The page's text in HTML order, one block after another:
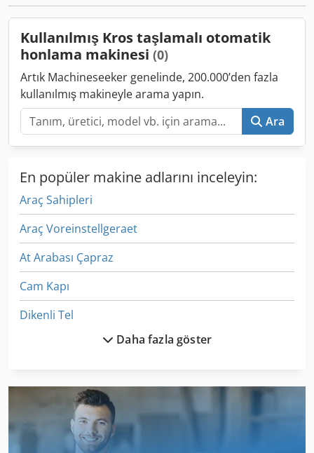
Kullanılmış Kros taşlamalı otomatik
honlama makinesi (0)
Artık Machineseeker genelinde, 200.000’den fazla
kullanılmış makineyle arama yapın.
Ara
En popüler makine adlarını inceleyin:
Araç Sahipleri
Araç Voreinstellgeraet
At Arabası Çapraz
Cam Kapı
Dikenli Tel
Kgs 1670
Daha fazla göster